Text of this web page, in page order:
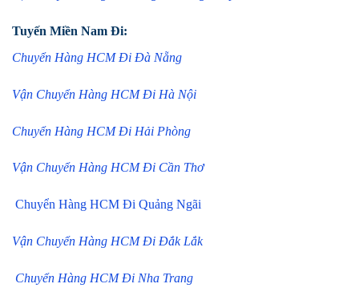
Tuyến Miền Nam Đi:
Chuyển Hàng HCM Đi Đà Nẵng
Vận Chuyển Hàng HCM Đi Hà Nội
Chuyển Hàng HCM Đi Hải Phòng
Vận Chuyển Hàng HCM Đi Cần Thơ
Chuyển Hàng HCM Đi Quảng Ngãi
Vận Chuyển Hàng HCM Đi Đắk Lắk
Chuyển Hàng HCM Đi Nha Trang